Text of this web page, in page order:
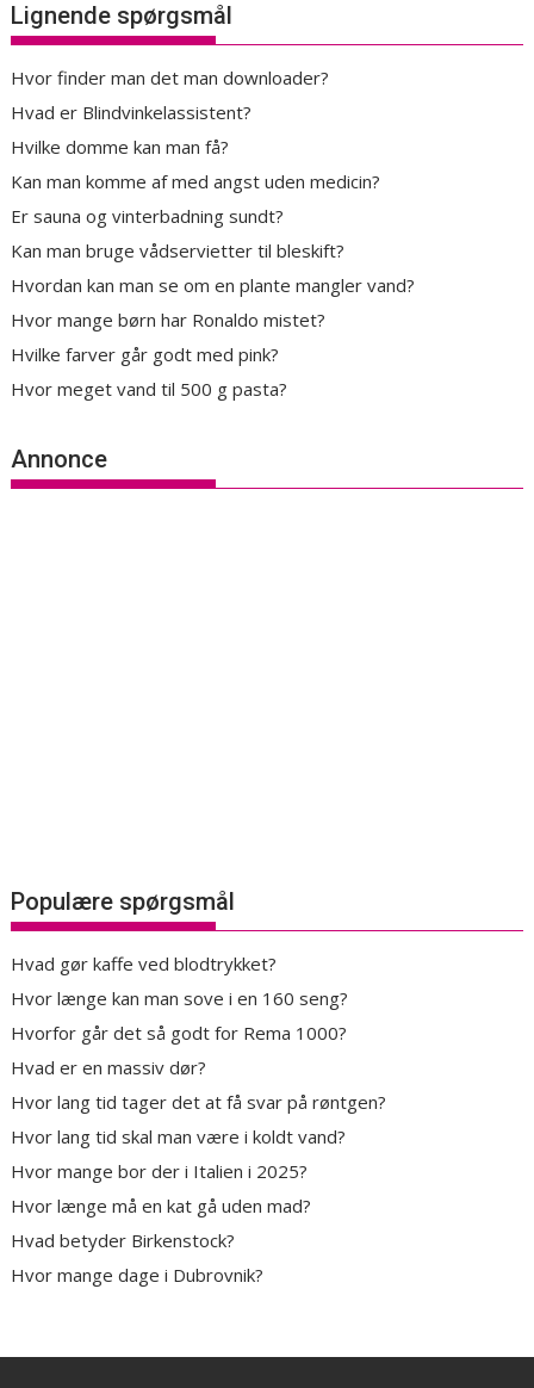
Lignende spørgsmål
Hvor finder man det man downloader?
Hvad er Blindvinkelassistent?
Hvilke domme kan man få?
Kan man komme af med angst uden medicin?
Er sauna og vinterbadning sundt?
Kan man bruge vådservietter til bleskift?
Hvordan kan man se om en plante mangler vand?
Hvor mange børn har Ronaldo mistet?
Hvilke farver går godt med pink?
Hvor meget vand til 500 g pasta?
Annonce
Populære spørgsmål
Hvad gør kaffe ved blodtrykket?
Hvor længe kan man sove i en 160 seng?
Hvorfor går det så godt for Rema 1000?
Hvad er en massiv dør?
Hvor lang tid tager det at få svar på røntgen?
Hvor lang tid skal man være i koldt vand?
Hvor mange bor der i Italien i 2025?
Hvor længe må en kat gå uden mad?
Hvad betyder Birkenstock?
Hvor mange dage i Dubrovnik?